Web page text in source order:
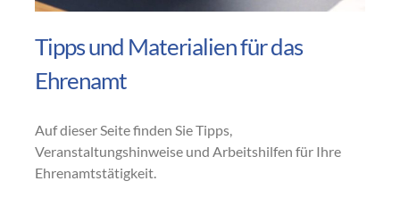
Tipps und Materialien für das
Ehrenamt
Auf dieser Seite finden Sie Tipps,
Veranstaltungshinweise und Arbeitshilfen für Ihre
Ehrenamtstätigkeit.